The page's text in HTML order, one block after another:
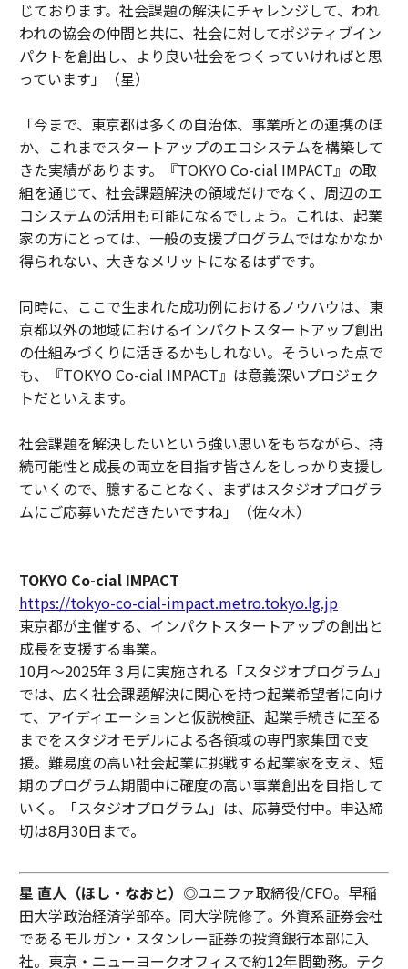
じております。社会課題の解決にチャレンジして、われ
われの協会の仲間と共に、社会に対してポジティブイン
パクトを創出し、より良い社会をつくっていければと思
っています」（星）
「今まで、東京都は多くの自治体、事業所との連携のほ
か、これまでスタートアップのエコシステムを構築して
きた実績があります。『TOKYO Co-cial IMPACT』の取
組を通じて、社会課題解決の領域だけでなく、周辺のエ
コシステムの活用も可能になるでしょう。これは、起業
家の方にとっては、一般の支援プログラムではなかなか
得られない、大きなメリットになるはずです。
同時に、ここで生まれた成功例におけるノウハウは、東
京都以外の地域におけるインパクトスタートアップ創出
の仕組みづくりに活きるかもしれない。そういった点で
も、『TOKYO Co-cial IMPACT』は意義深いプロジェク
トだといえます。
社会課題を解決したいという強い思いをもちながら、持
続可能性と成長の両立を目指す皆さんをしっかり支援し
ていくので、臆することなく、まずはスタジオプログラ
ムにご応募いただきたいですね」（佐々木）
TOKYO Co-cial IMPACT
https://tokyo-co-cial-impact.metro.tokyo.lg.jp
東京都が主催する、インパクトスタートアップの創出と
成長を支援する事業。
10月～2025年３月に実施される「スタジオプログラム」
では、広く社会課題解決に関心を持つ起業希望者に向け
て、アイディエーションと仮説検証、起業手続きに至る
までをスタジオモデルによる各領域の専門家集団で支
援。難易度の高い社会起業に挑戦する起業家を支え、短
期のプログラム期間中に確度の高い事業創出を目指して
いく。「スタジオプログラム」は、応募受付中。申込締
切は8月30日まで。
星 直人（ほし・なおと） ◎ユニファ取締役/CFO。早稲
田大学政治経済学部卒。同大学院修了。外資系証券会社
であるモルガン・スタンレー証券の投資銀行本部に入
社。東京・ニューヨークオフィスで約12年間勤務。テク